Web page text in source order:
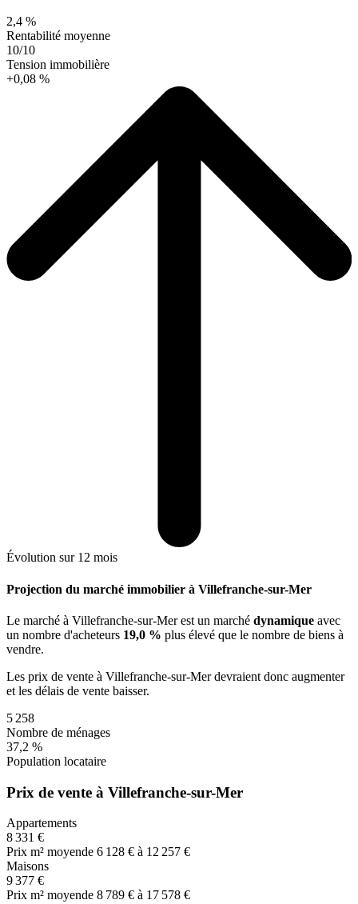
2,4 %
Rentabilité moyenne
10/10
Tension immobilière
+0,08 %
Évolution sur 12 mois
Projection du marché immobilier à Villefranche-sur-Mer
Le marché à Villefranche-sur-Merest un marché dynamique avec
un nombre d'acheteurs 19,0 % plus élevé que le nombre de biens à
vendre.
Les prix de vente à Villefranche-sur-Merdevraient donc augmenter
et les délais de vente baisser.
5 258
Nombre de ménages
37,2 %
Population locataire
Prix de vente à Villefranche-sur-Mer
Appartements
8 331 €
Prix m² moyende 6 128 € à 12 257 €
Maisons
9 377 €
Prix m² moyende 8 789 € à 17 578 €